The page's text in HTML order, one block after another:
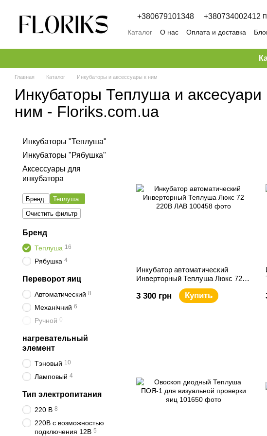
+380679101348 +380734002412
Каталог О нас Оплата и доставка
Главная Каталог Инкубаторы и аксессуары к ним
Инкубаторы Теплуша и аксесуари
ним - Floriks.com.ua
Инкубатор автоматический
Инверторный Теплуша Люкс 72
3 300 грн Купить
Инкубаторы "Теплуша"
Инкубаторы "Рябушка"
Аксессуары для
инкубатора
Бренд:
Теплуша
Очистить фильтр
Бренд
Теплуша 16
Рябушка 4
Переворот яиц
Автоматический 8
Механічний 6
Ручной 0
нагревательный
элемент
Тэновый 10
Ламповый 4
Тип электропитания
220 В 8
220В с возможностью
подключения 12В 5